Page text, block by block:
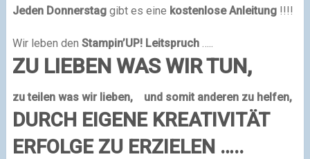
Jeden Donnerstag gibt es eine kostenlose Anleitung!!!!
Wir leben den Stampin’UP! Leitspruch…..
ZU LIEBEN WAS WIR TUN,
zu teilen was wir lieben, und somit anderen zu helfen,
DURCH EIGENE KREATIVITÄT
ERFOLGE ZU ERZIELEN …..